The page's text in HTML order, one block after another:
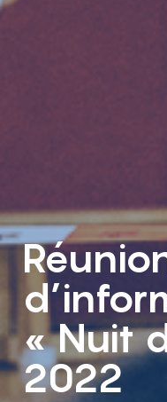
« Nuit
2022